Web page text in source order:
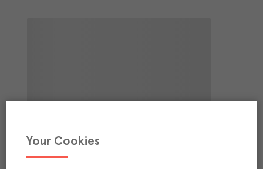
Your Cookies